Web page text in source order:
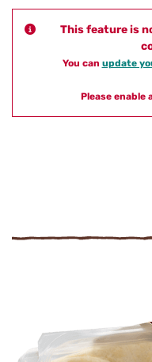
This feature is
You can update
Please enable